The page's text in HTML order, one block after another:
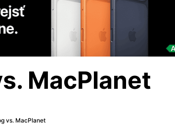
MacPlanet
vs. MacPlanet